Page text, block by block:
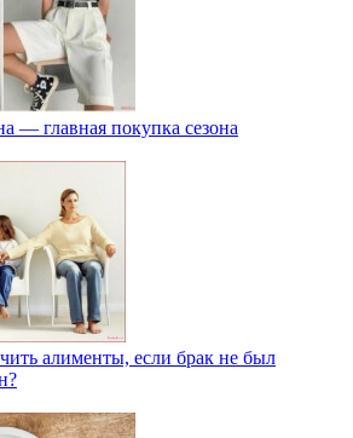
— главная покупка сезона
алименты, если брак не был